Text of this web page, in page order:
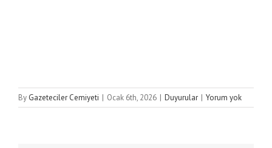
By Gazeteciler Cemiyeti | Ocak 6th, 2026 | Duyurular | Yorum yok